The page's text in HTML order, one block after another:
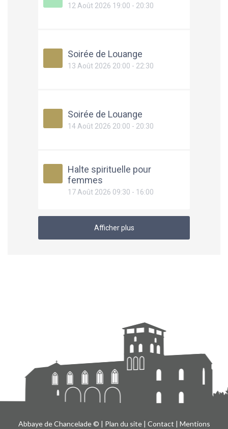
12 Août 2026 19:00 - 20:30
Soirée de Louange
13 Août 2026 20:00 - 22:30
Soirée de Louange
14 Août 2026 20:00 - 20:30
Halte spirituelle pour
femmes
17 Août 2026 09:30 - 16:00
Afficher plus
Abbaye de Chancelade © | Plan du site| Contact | Mentions